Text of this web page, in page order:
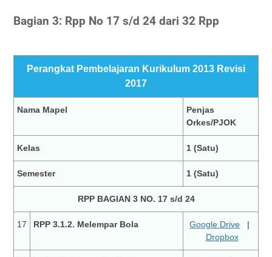
Bagian 3: Rpp No 17 s/d 24 dari 32 Rpp
Perangkat Pembelajaran Kurikulum 2013 Revisi
2017
Nama Mapel
Penjas
Orkes/PJOK
Kelas 1 (Satu)
Semester 1 (Satu)
RPP BAGIAN 3 NO. 17 s/d 24
17 RPP 3.1.2. Melempar Bola Google Drive |
Dropbox